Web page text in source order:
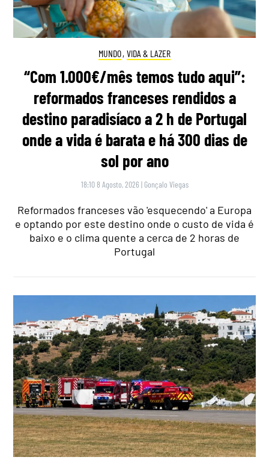
MUNDO, VIDA & LAZER
“Com 1.000€/mês temos tudo aqui”:
reformados franceses rendidos a
destino paradisíaco a 2 h de Portugal
onde a vida é barata e há 300 dias de
sol por ano
18:10 8 Agosto, 2026 | Gonçalo Viegas
Reformados franceses vão 'esquecendo' a Europa
e optando por este destino onde o custo de vida é
baixo e o clima quente a cerca de 2 horas de
Portugal